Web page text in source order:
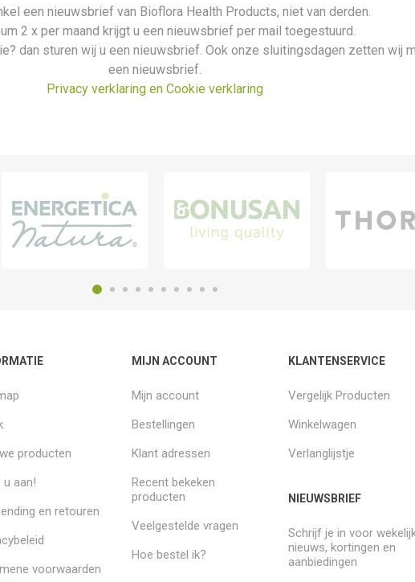
een nieuwsbrief van Bioflora Health Products, niet van derden.
2 x per maand krijgt u een nieuwsbrief per mail toegestuurd.
dan sturen wij u een nieuwsbrief. Ook onze sluitingsdagen zetten wij
een nieuwsbrief.
Privacy verklaring en Cookie verklaring
producten
u aan!
en retouren
voorwaarden
MIJN ACCOUNT
Mijn account
Bestellingen
Klant adressen
Recent bekeken
producten
Veelgestelde vragen
Hoe bestel ik?
KLANTENSERVICE
Vergelijk Producten
Winkelwagen
Verlanglijstje
NIEUWSBRIEF
Schrijf je in voor
nieuws, kortingen en
aanbiedingen